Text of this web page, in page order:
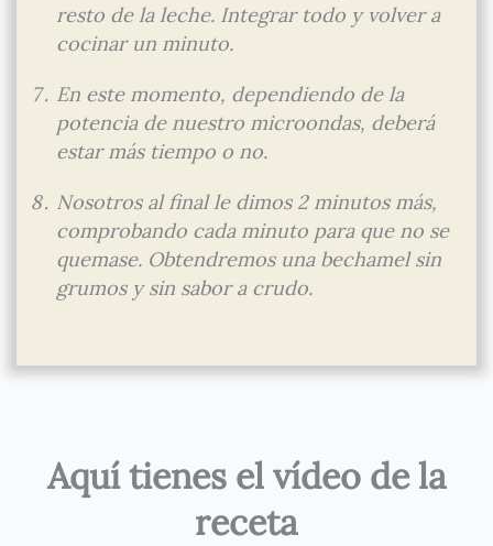
resto de la leche. Integrar todo y volver a
cocinar un minuto.
En este momento, dependiendo de la
potencia de nuestro microondas, deberá
estar más tiempo o no.
Nosotros al final le dimos 2 minutos más,
comprobando cada minuto para que no se
quemase. Obtendremos una bechamel sin
grumos y sin sabor a crudo.
Aquí tienes el vídeo de la
receta